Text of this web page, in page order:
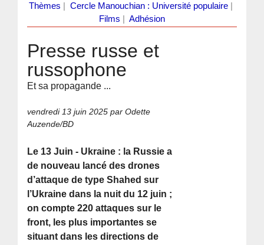
Thèmes
Cercle Manouchian : Université populaire
Films
Adhésion
Presse russe et
russophone
Et sa propagande ...
vendredi 13 juin 2025 par Odette
Auzende/BD
Le 13 Juin - Ukraine : la Russie a
de nouveau lancé des drones
d’attaque de type Shahed sur
l’Ukraine dans la nuit du 12 juin ;
on compte 220 attaques sur le
front, les plus importantes se
situant dans les directions de